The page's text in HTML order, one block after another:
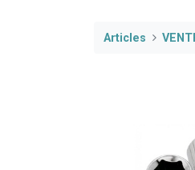
Articles